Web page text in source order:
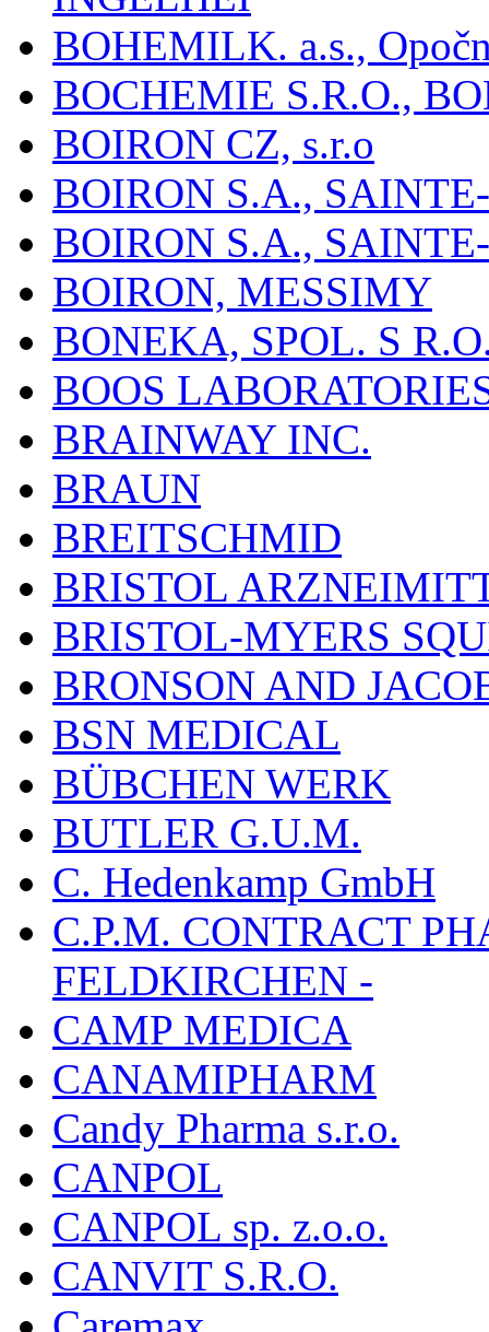
BOHEMILK. a.s.,
BOCHEMIE S.R.O.,
BOIRON CZ, s.r.o
BOIRON S.A.,
BOIRON S.A.,
BOIRON, MESSIMY
BONEKA, SPOL. S
BOOS
BRAINWAY INC.
BRAUN
BREITSCHMID
BRISTOL
BRISTOL-MYERS
BRONSON AND
BSN MEDICAL
BÜBCHEN WERK
BUTLER G.U.M.
C. Hedenkamp GmbH
C.P.M. CONTRACT
FELDKIRCHEN -
CAMP MEDICA
CANAMIPHARM
Candy Pharma s.r.o.
CANPOL
CANPOL sp. z.o.o.
CANVIT S.R.O.